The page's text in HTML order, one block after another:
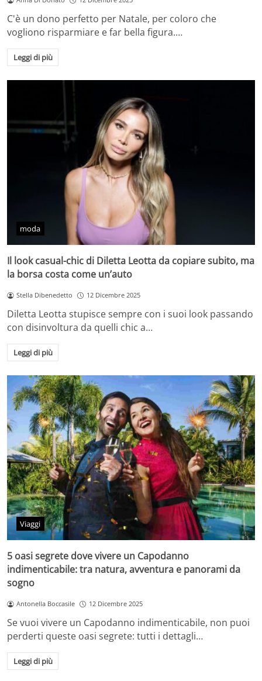
C'è un dono perfetto per Natale, per coloro che
vogliono risparmiare e far bella figura.…
Leggi di più
moda
Il look casual-chic di Diletta Leotta da copiare subito, ma
la borsa costa come un’auto
Stella Dibenedetto 12 Dicembre 2025
Diletta Leotta stupisce sempre con i suoi look passando
con disinvoltura da quelli chic a…
Leggi di più
Viaggi
5 oasi segrete dove vivere un Capodanno
indimenticabile: tra natura, avventura e panorami da
sogno
Antonella Boccasile 12 Dicembre 2025
Se vuoi vivere un Capodanno indimenticabile, non puoi
perderti queste oasi segrete: tutti i dettagli…
Leggi di più